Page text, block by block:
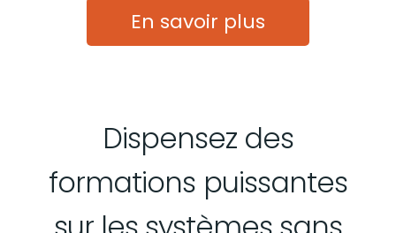
En savoir plus
Dispensez des
formations puissantes